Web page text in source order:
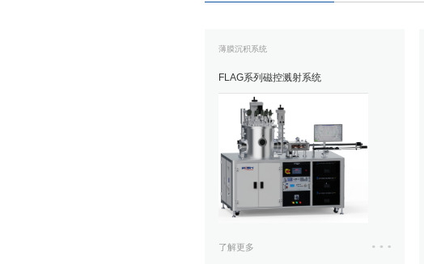
薄膜沉积系统
FLAG系列磁控溅射系统
了解更多